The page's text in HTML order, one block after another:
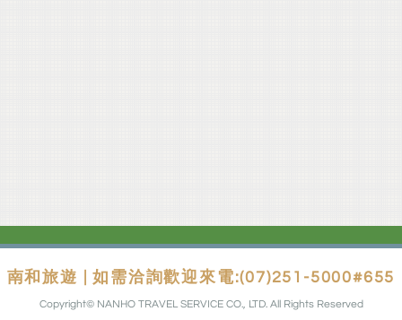
南和旅遊 | 如需洽詢歡迎來電:(07)251-5000#655
Copyright© NANHO TRAVEL SERVICE CO., LTD. All Rights Reserved